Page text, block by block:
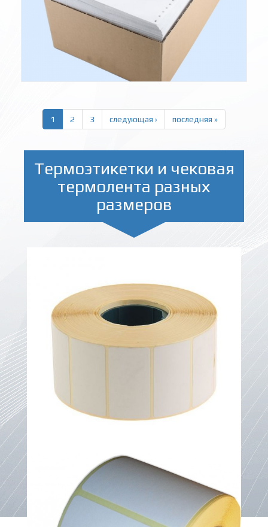
1 2 3 следующая › последняя »
Термоэтикетки и чековая
термолента разных
размеров